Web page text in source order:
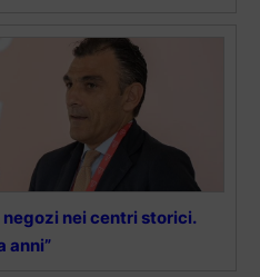
nei centri storici.
anni”